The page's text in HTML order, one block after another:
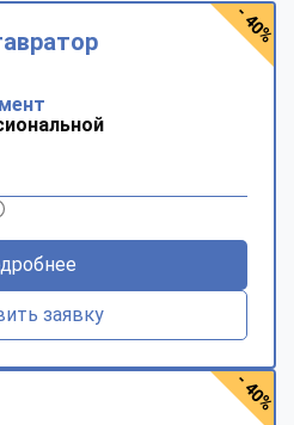
заявку
- 40%
- 40%